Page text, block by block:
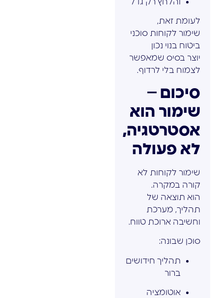
והלחץ רק גדל
לעומת זאת,
שימור לקוחות סוכני
ביטוח בנוי נכון
יוצר בסיס שמאפשר
לצמוח בלי לרדוף.
סיכום –
שימור הוא
אסטרטגיה,
לא פעולה
שימור לקוחות לא
קורה במקרה.
הוא תוצאה של
תהליך, מערכת
וחשיבה ארוכת טווח.
סוכן שבונה:
תהליך חידושים
ברור
אוטומציה